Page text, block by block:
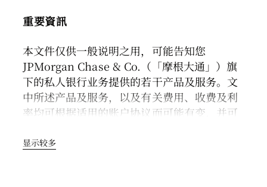
重要資訊
本文件仅供一般说明之用，可能告知您
JPMorgan Chase & Co.（「摩根大通」）旗
下的私人银行业务提供的若干产品及服务。文
中所述产品及服务，以及有关费用、收费及利
率均可根据适用的账户协议而可能有变，并可
务不一定可在所有地区提供。如果您是残障人
显示较多